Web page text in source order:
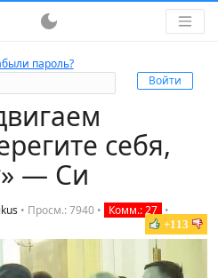
dark_mode
пароль?
себя,
— Си
• Просм.: 7940 • Комм.: 27 •
+113